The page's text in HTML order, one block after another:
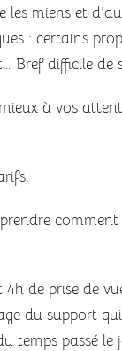
miens et
: certains
Bref difficile de
à vos
de prise de
du support
temps passé le